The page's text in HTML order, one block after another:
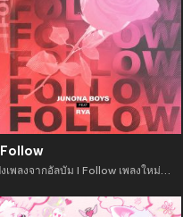
I Follow
ฟังเพลงจากอัลบัม I Follow เพลงใหม่จาก อัพเดทเพลงใหม่ล่าสุดก่อนใคร ตลอดปี 2021